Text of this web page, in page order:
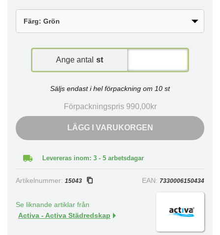
Ange antal st
Säljs endast i hel förpackning om 10 st
Förpackningspris 990,00kr
LÄGG I VARUKORGEN
Levereras inom: 3 - 5 arbetsdagar
Artikelnummer: 15043 EAN: 7330006150434
Se liknande artiklar från
Activa - Activa Städredskap